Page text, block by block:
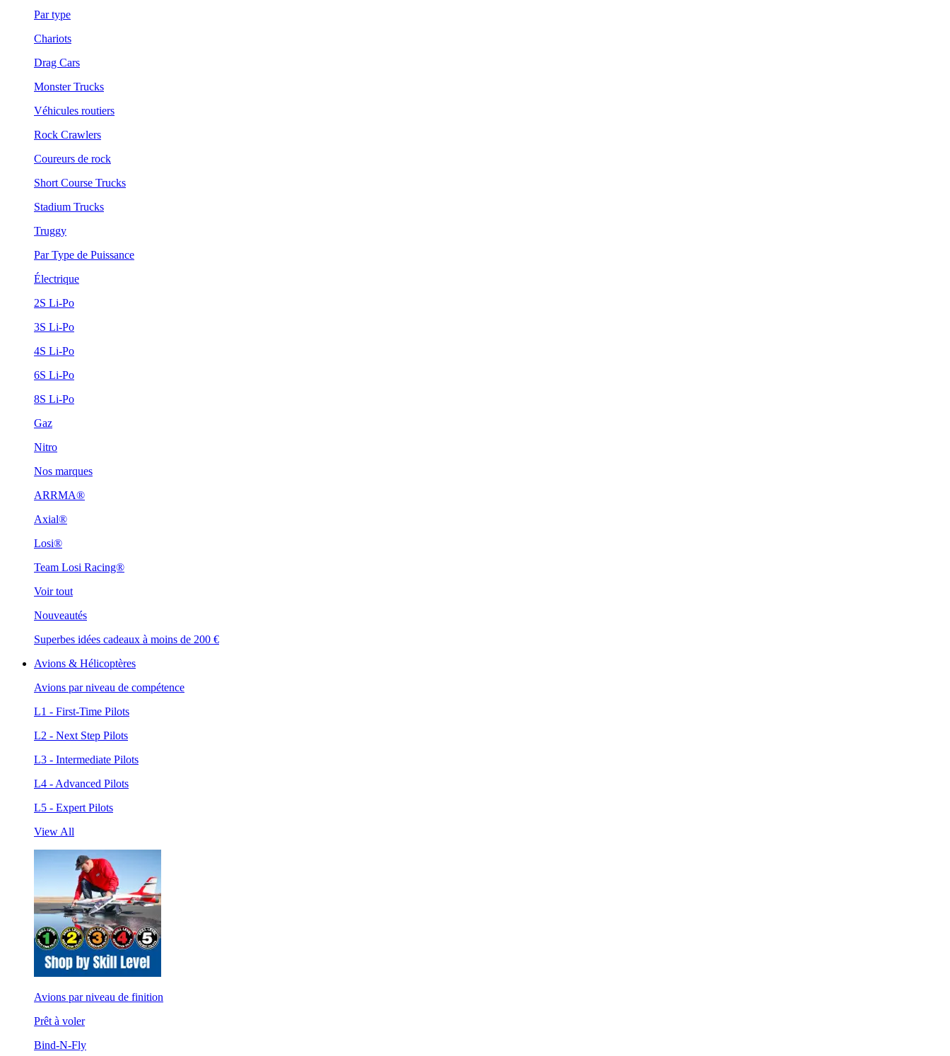
Par type
Chariots
Drag Cars
Monster Trucks
Véhicules routiers
Rock Crawlers
Coureurs de rock
Short Course Trucks
Stadium Trucks
Truggy
Par Type de Puissance
Électrique
2S Li-Po
3S Li-Po
4S Li-Po
6S Li-Po
8S Li-Po
Gaz
Nitro
Nos marques
ARRMA®
Axial®
Losi®
Team Losi Racing®
Voir tout
Nouveautés
Superbes idées cadeaux à moins de 200 €
Avions & Hélicoptères
Avions par niveau de compétence
L1 - First-Time Pilots
L2 - Next Step Pilots
L3 - Intermediate Pilots
L4 - Advanced Pilots
L5 - Expert Pilots
View All
Avions par niveau de finition
Prêt à voler
Bind-N-Fly